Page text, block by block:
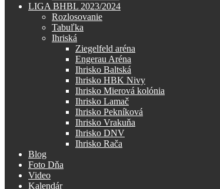
LIGA BHBL 2023/2024
Rozlosovanie
Tabuľka
Ihriská
Ziegelfeld aréna
Engerau Aréna
Ihrisko Baltská
Ihrisko HBK Nivy
Ihrisko Mierová kolónia
Ihrisko Lamač
Ihrisko Pekníková
Ihrisko Vrakuňa
Ihrisko DNV
Ihrisko Rača
Blog
Foto Dňa
Video
Kalendár